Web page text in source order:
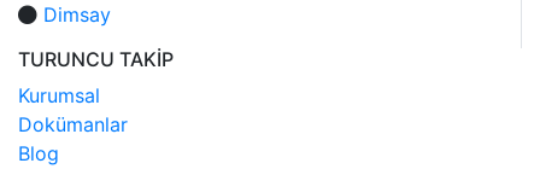
Dimsay
TURUNCU TAKİP
Kurumsal
Dokümanlar
Blog